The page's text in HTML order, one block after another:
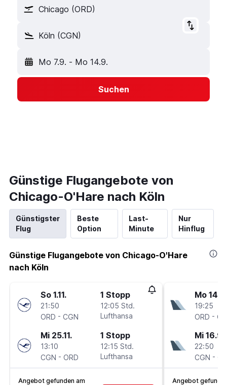
Chicago (ORD)
Köln (CGN)
Mo 7.9. - Mo 14.9.
Suchen
Günstige Flugangebote von
Chicago-O'Hare nach Köln
Günstigster
Flug
Beste
Option
Last-
Minute
Nur
Hinflug
Günstige Flugangebote von Chicago-O'Hare
nach Köln
So 1.11.
21:50
ORD - CGN
1 Stopp
12:05 Std.
Lufthansa
Mi 25.11.
13:10
CGN - ORD
1 Stopp
12:15 Std.
Lufthansa
Angebot gefunden am
Mo 14.9.
19:25
ORD -
Mi 16.9.
22:50
CGN -
Angebot